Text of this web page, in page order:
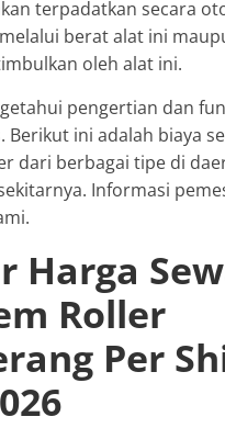
terpadatkan secara
berat alat ini
oleh alat ini.
pengertian dan
Berikut ini adalah biaya
dari berbagai tipe di
Informasi
Harga
Roller
Per